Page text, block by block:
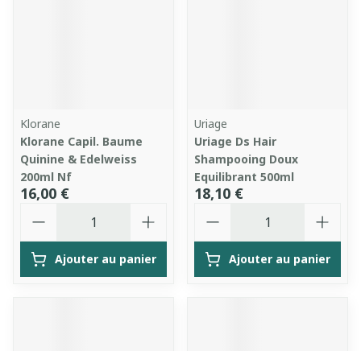
Klorane
Klorane Capil. Baume
Quinine & Edelweiss
200ml Nf
16,00 €
Ajouter au panier
Uriage
Uriage Ds Hair
Shampooing Doux
Equilibrant 500ml
18,10 €
Ajouter au panier